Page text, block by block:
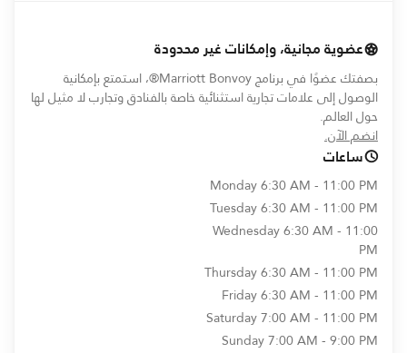
عضوية مجانية، وإمكانات غير محدودة
بصفتك عضوًا في برنامج Marriott Bonvoy®، استمتع بإمكانية
الوصول إلى علامات تجارية استثنائية خاصة بالفنادق وتجارب لا مثيل لها
حول العالم.
انضم الآن.
ساعات
Monday6:30 AM - 11:00 PM
Tuesday6:30 AM - 11:00 PM
Wednesday6:30 AM - 11:00
PM
Thursday6:30 AM - 11:00 PM
Friday6:30 AM - 11:00 PM
Saturday7:00 AM - 11:00 PM
Sunday7:00 AM - 9:00 PM